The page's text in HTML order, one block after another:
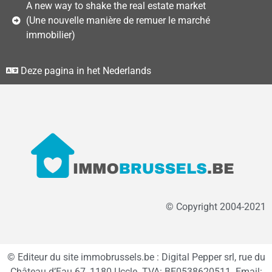
A new way to shake the real estate market
(Une nouvelle manière de remuer le marché
immobilier)
Deze pagina in het Nederlands
© Copyright 2004-2021
© Editeur du site immobrussels.be : Digital Pepper srl, rue du